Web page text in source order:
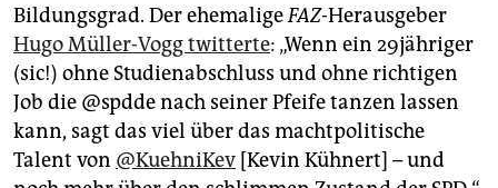
Bildungsgrad. Der ehemaligeFAZ-Herausgeber
Hugo Müller-Vogg twitterte: „Wenn ein 29jähriger
(sic!) ohne Studienabschluss und ohne richtigen
Job die @spdde nach seiner Pfeife tanzen lassen
kann, sagt das viel über das machtpolitische
Talent von @KuehniKev [Kevin Kühnert] – und